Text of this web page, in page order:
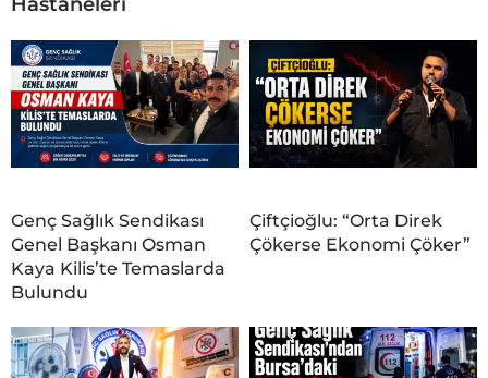
Genç Sağlık Sendikası
Genel Başkanı Osman
Kaya Kilis’te Temaslarda
Bulundu
Çiftçioğlu: “Orta Direk
Çökerse Ekonomi Çöker”